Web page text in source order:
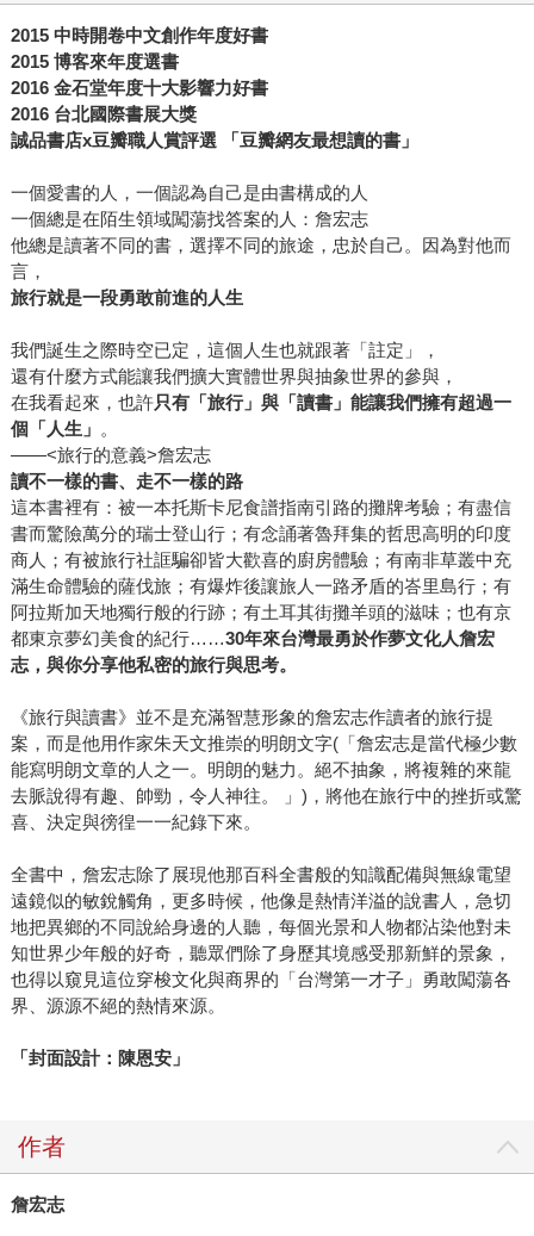
2015 中時開卷中文創作年度好書
2015 博客來年度選書
2016 金石堂年度十大影響力好書
2016 台北國際書展大獎
誠品書店x豆瓣職人賞評選 「豆瓣網友最想讀的書」
一個愛書的人，一個認為自己是由書構成的人
一個總是在陌生領域闖蕩找答案的人：詹宏志
他總是讀著不同的書，選擇不同的旅途，忠於自己。因為對他而
言，
旅行就是一段勇敢前進的人生
我們誕生之際時空已定，這個人生也就跟著「註定」，
還有什麼方式能讓我們擴大實體世界與抽象世界的參與，
在我看起來，也許只有「旅行」與「讀書」能讓我們擁有超過一
個「人生」 。
——<旅行的意義>詹宏志
讀不一樣的書、走不一樣的路
這本書裡有：被一本托斯卡尼食譜指南引路的攤牌考驗；有盡信
書而驚險萬分的瑞士登山行；有念誦著魯拜集的哲思高明的印度
商人；有被旅行社誆騙卻皆大歡喜的廚房體驗；有南非草叢中充
滿生命體驗的薩伐旅；有爆炸後讓旅人一路矛盾的峇里島行；有
阿拉斯加天地獨行般的行跡；有土耳其街攤羊頭的滋味；也有京
都東京夢幻美食的紀行……30年來台灣最勇於作夢文化人詹宏
志，與你分享他私密的旅行與思考。
《旅行與讀書》並不是充滿智慧形象的詹宏志作讀者的旅行提
案，而是他用作家朱天文推崇的明朗文字(「詹宏志是當代極少數
能寫明朗文章的人之一。明朗的魅力。絕不抽象，將複雜的來龍
去脈說得有趣、帥勁，令人神往。 」)，將他在旅行中的挫折或驚
喜、決定與徬徨一一紀錄下來。
全書中，詹宏志除了展現他那百科全書般的知識配備與無線電望
遠鏡似的敏銳觸角，更多時候，他像是熱情洋溢的說書人，急切
地把異鄉的不同說給身邊的人聽，每個光景和人物都沾染他對未
知世界少年般的好奇，聽眾們除了身歷其境感受那新鮮的景象，
也得以窺見這位穿梭文化與商界的「台灣第一才子」勇敢闖蕩各
界、源源不絕的熱情來源。
「封面設計：陳恩安」
作者
詹宏志